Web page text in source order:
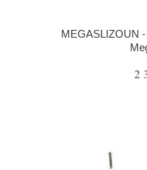
MEGASLIZOUN
2